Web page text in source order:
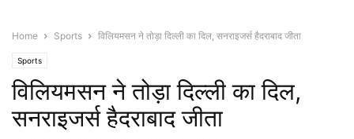
Home Sports विलियमसन ने तोड़ा दिल्ली का दिल, सनराइजर्स हैदराबाद जीता
Sports
विलियमसन ने तोड़ा दिल्ली का दिल,
सनराइजर्स हैदराबाद जीता